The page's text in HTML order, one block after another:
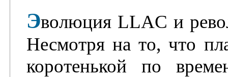
Эволюция LLAC и
Несмотря на то, что
коротенькой по